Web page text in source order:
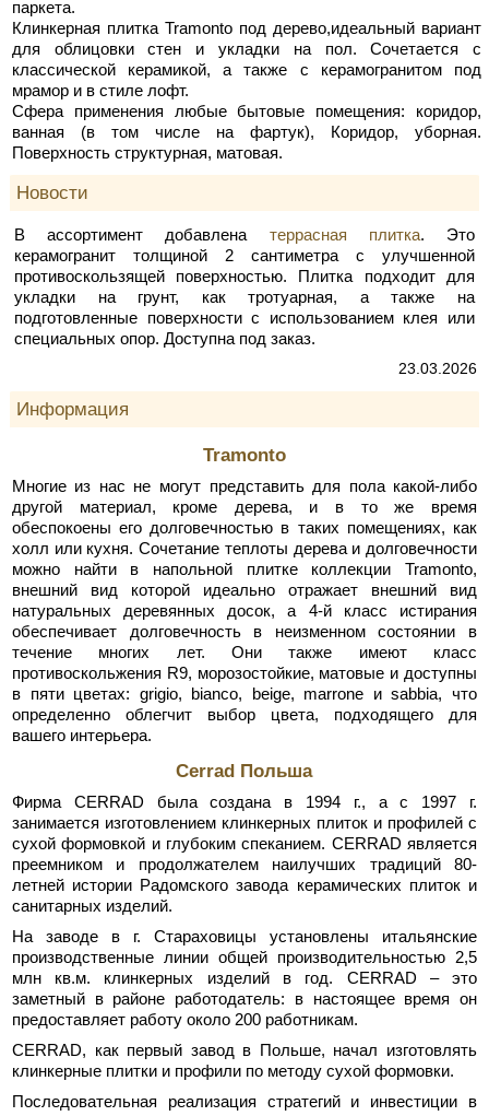
паркета.
Клинкерная плитка Tramonto под дерево,идеальный вариант
для облицовки стен и укладки на пол. Сочетается с
классической керамикой, а также с керамогранитом под
мрамор и в стиле лофт.
Сфера применения любые бытовые помещения: коридор,
ванная (в том числе на фартук), Коридор, уборная.
Поверхность структурная, матовая.
Новости
В ассортимент добавлена террасная плитка. Это
керамогранит толщиной 2 сантиметра с улучшенной
противоскользящей поверхностью. Плитка подходит для
укладки на грунт, как тротуарная, а также на
подготовленные поверхности с использованием клея или
специальных опор. Доступна под заказ.
23.03.2026
Информация
Tramonto
Многие из нас не могут представить для пола какой-либо
другой материал, кроме дерева, и в то же время
обеспокоены его долговечностью в таких помещениях, как
холл или кухня. Сочетание теплоты дерева и долговечности
можно найти в напольной плитке коллекции Tramonto,
внешний вид которой идеально отражает внешний вид
натуральных деревянных досок, а 4-й класс истирания
обеспечивает долговечность в неизменном состоянии в
течение многих лет. Они также имеют класс
противоскольжения R9, морозостойкие, матовые и доступны
в пяти цветах: grigio, bianco, beige, marrone и sabbia, что
определенно облегчит выбор цвета, подходящего для
вашего интерьера.
Cerrad Польша
Фирма CERRAD была создана в 1994 г., а с 1997 г.
занимается изготовлением клинкерных плиток и профилей с
сухой формовкой и глубоким спеканием. CERRAD является
преемником и продолжателем наилучших традиций 80-
летней истории Радомского завода керамических плиток и
санитарных изделий.
На заводе в г. Стараховицы установлены итальянские
производственные линии общей производительностью 2,5
млн кв.м. клинкерных изделий в год. CERRAD – это
заметный в районе работодатель: в настоящее время он
предоставляет работу около 200 работникам.
CERRAD, как первый завод в Польше, начал изготовлять
клинкерные плитки и профили по методу сухой формовки.
Последовательная реализация стратегий и инвестиции в